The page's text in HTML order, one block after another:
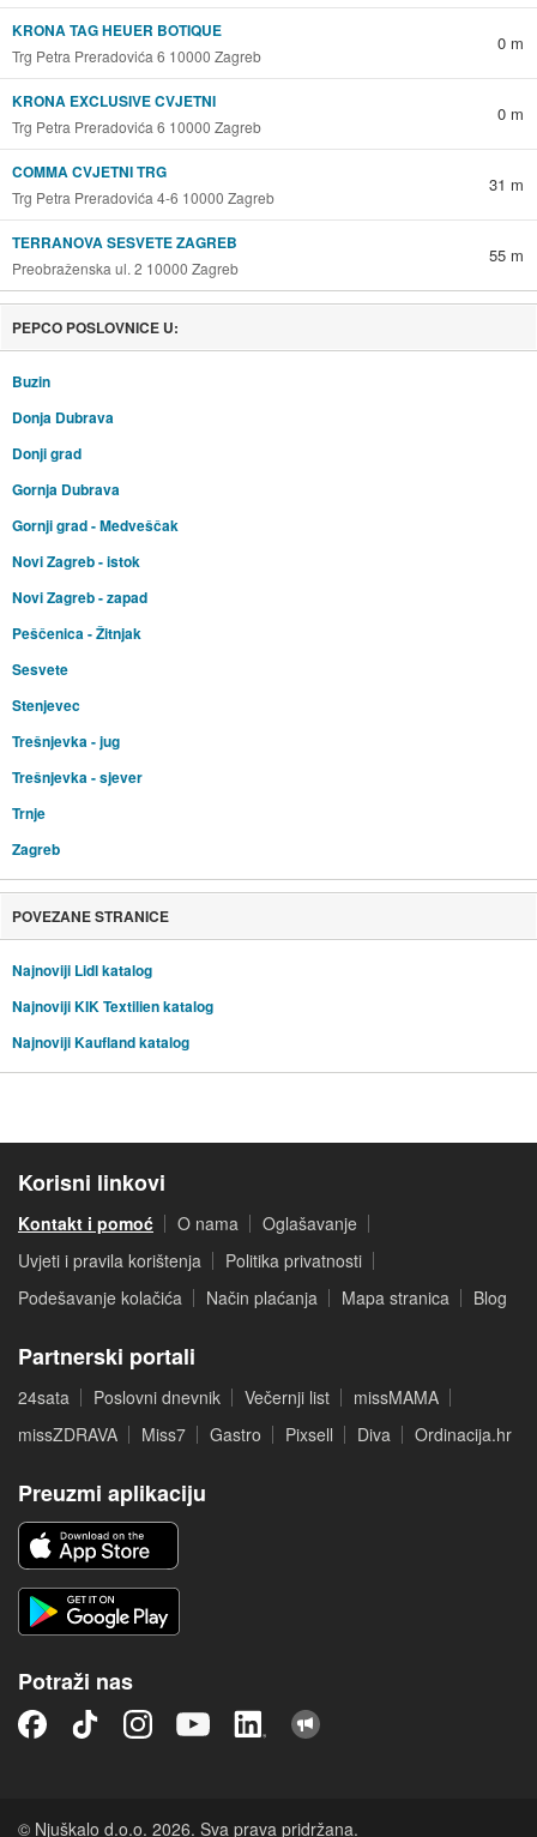
KRONA TAG HEUER BOTIQUE
Trg Petra Preradovića 6 10000 Zagreb
0 m
KRONA EXCLUSIVE CVJETNI
Trg Petra Preradovića 6 10000 Zagreb
0 m
COMMA CVJETNI TRG
Trg Petra Preradovića 4-6 10000 Zagreb
31 m
TERRANOVA SESVETE ZAGREB
Preobraženska ul. 2 10000 Zagreb
55 m
PEPCO POSLOVNICE U:
Buzin
Donja Dubrava
Donji grad
Gornja Dubrava
Gornji grad - Medveščak
Novi Zagreb - istok
Novi Zagreb - zapad
Peščenica - Žitnjak
Sesvete
Stenjevec
Trešnjevka - jug
Trešnjevka - sjever
Trnje
Zagreb
POVEZANE STRANICE
Najnoviji Lidl katalog
Najnoviji KIK Textilien katalog
Najnoviji Kaufland katalog
Korisni linkovi
Kontakt i pomoć O nama
Oglašavanje
Uvjeti i pravila korištenja
Politika privatnosti
Podešavanje kolačića
Način plaćanja Mapa stranica Blog
Partnerski portali
24sata Poslovni dnevnik Večernji list
missMAMA
missZDRAVA
Miss7 Gastro Pixsell Diva Ordinacija.hr
Preuzmi aplikaciju
Potraži nas
© Njuškalo d.o.o. 2026. Sva prava pridržana.